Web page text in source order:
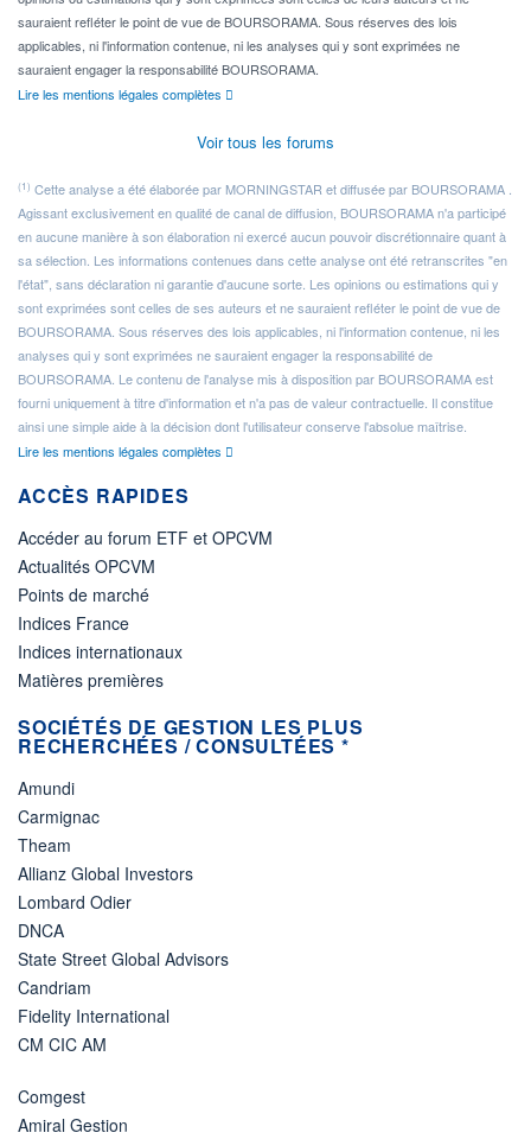
sauraient refléter le point de vue de BOURSORAMA. Sous réserves des lois
applicables, ni l'information contenue, ni les analyses qui y sont exprimées ne
sauraient engager la responsabilité BOURSORAMA.
Lire les mentions légales complètes
Voir tous les forums
(1) Cette analyse a été élaborée par MORNINGSTAR et diffusée par BOURSORAMA .
Agissant exclusivement en qualité de canal de diffusion, BOURSORAMA n'a participé
en aucune manière à son élaboration ni exercé aucun pouvoir discrétionnaire quant à
sa sélection. Les informations contenues dans cette analyse ont été retranscrites "en
l'état", sans déclaration ni garantie d'aucune sorte. Les opinions ou estimations qui y
sont exprimées sont celles de ses auteurs et ne sauraient refléter le point de vue de
BOURSORAMA. Sous réserves des lois applicables, ni l'information contenue, ni les
analyses qui y sont exprimées ne sauraient engager la responsabilité de
BOURSORAMA. Le contenu de l'analyse mis à disposition par BOURSORAMA est
fourni uniquement à titre d'information et n'a pas de valeur contractuelle. Il constitue
ainsi une simple aide à la décision dont l'utilisateur conserve l'absolue maîtrise.
Lire les mentions légales complètes
ACCÈS RAPIDES
Accéder au forum ETF et OPCVM
Actualités OPCVM
Points de marché
Indices France
Indices internationaux
Matières premières
SOCIÉTÉS DE GESTION LES PLUS
RECHERCHÉES / CONSULTÉES *
Amundi
Carmignac
Theam
Allianz Global Investors
Lombard Odier
DNCA
State Street Global Advisors
Candriam
Fidelity International
CM CIC AM
Comgest
Amiral Gestion